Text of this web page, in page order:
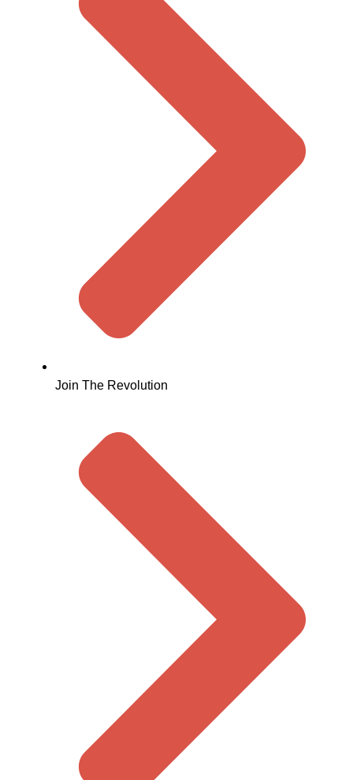
Join The Revolution